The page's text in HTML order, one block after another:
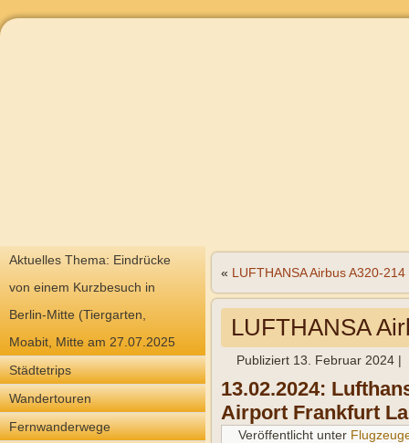
Aktuelles Thema: Eindrücke
von einem Kurzbesuch in
Berlin-Mitte (Tiergarten,
Moabit, Mitte am 27.07.2025
Städtetrips
Wandertouren
Fernwanderwege
« LUFTHANSA Airbus A320-
LUFTHANSA
Publiziert 13. Februar 2024 |
13.02.2024:
Airport Frankfurt
Veröffentlicht unter